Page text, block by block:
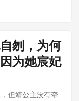
刎，为何
为她宸妃
但靖公主没有牵